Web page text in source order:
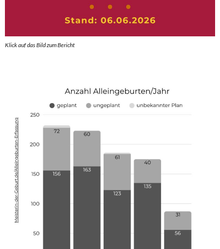
Klick auf das Bild zum Bericht